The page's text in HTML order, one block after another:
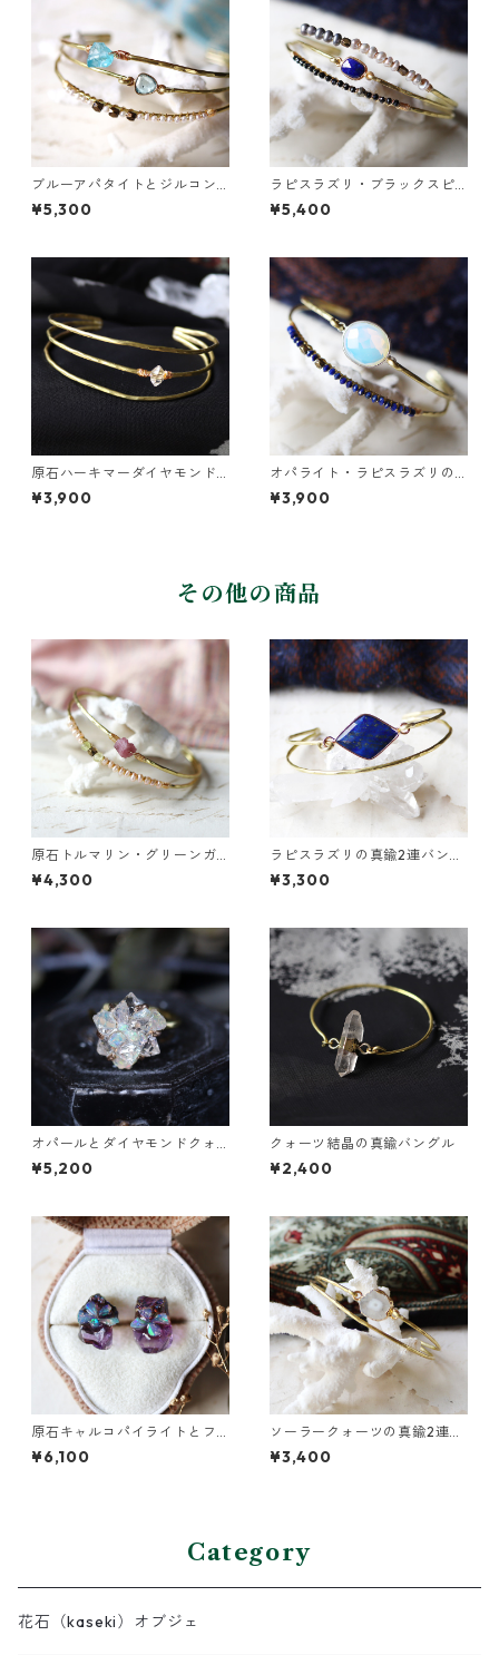
ブルーアパタイトとジルコン
の真鍮3連バングル
¥5,300
ラピスラズリ・ブラックスピ
ネル・パールの3連バングル
¥5,400
原石ハーキマーダイヤモンド
の真鍮3連バングル
¥3,900
オパライト・ラピスラズリの2
連バングル
¥3,900
その他の商品
原石トルマリン・グリーンガ
ーネットの2連バングル
¥4,300
ラピスラズリの真鍮2連バング
ル
¥3,300
オパールとダイヤモンドクォ
ーツのイヤーカフ
¥5,200
クォーツ結晶の真鍮バングル
¥2,400
原石キャルコパイライトとフ
ローライトのプチピアス
¥6,100
ソーラークォーツの真鍮2連バ
ングル
¥3,400
Category
花石（kaseki）オブジェ